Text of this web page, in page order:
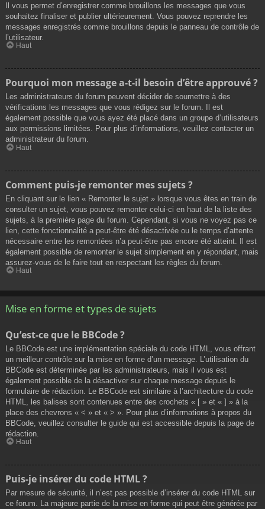
Il vous permet d’enregistrer comme brouillons les messages que vous
souhaitez finaliser et publier ultérieurement. Vous pouvez reprendre les
messages enregistrés comme brouillons depuis le panneau de contrôle de
l’utilisateur.
Haut
Pourquoi mon message a-t-il besoin d’être approuvé ?
Les administrateurs du forum peuvent décider de soumettre à des
vérifications les messages que vous rédigez sur le forum. Il est
également possible que vous ayez été placé dans un groupe d’utilisateurs
aux permissions limitées. Pour plus d’informations, veuillez contacter un
administrateur du forum.
Haut
Comment puis-je remonter mes sujets ?
En cliquant sur le lien « Remonter le sujet » lorsque vous êtes en train de
consulter un sujet, vous pouvez remonter celui-ci en haut de la liste des
sujets, à la première page du forum. Cependant, si vous ne voyez pas ce
lien, cette fonctionnalité a peut-être été désactivée ou le temps d’attente
nécessaire entre les remontées n’a peut-être pas encore été atteint. Il est
également possible de remonter le sujet simplement en y répondant, mais
assurez-vous de le faire tout en respectant les règles du forum.
Haut
Mise en forme et types de sujets
Qu’est-ce que le BBCode ?
Le BBCode est une implémentation spéciale du code HTML, vous offrant
un meilleur contrôle sur la mise en forme d’un message. L’utilisation du
BBCode est déterminée par les administrateurs, mais il vous est
également possible de la désactiver sur chaque message depuis le
formulaire de rédaction. Le BBCode est similaire à l’architecture du code
HTML, les balises sont contenues entre des crochets « [ » et « ] » à la
place des chevrons « < » et « > ». Pour plus d’informations à propos du
BBCode, veuillez consulter le guide qui est accessible depuis la page de
rédaction.
Haut
Puis-je insérer du code HTML ?
Par mesure de sécurité, il n’est pas possible d’insérer du code HTML sur
ce forum. La majeure partie de la mise en forme qui peut être générée par